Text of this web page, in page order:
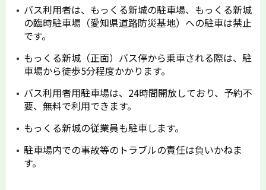
バス利用者は、もっくる新城の駐車場、もっくる新城
の臨時駐車場（愛知県道路防災基地）への駐車は禁止
です。
もっくる新城（正面）バス停から乗車される際は、駐
車場から徒歩5分程度かかります。
バス利用者用駐車場は、24時間開放しており、予約不
要、無料で利用できます。
もっくる新城の従業員も駐車します。
駐車場内での事故等のトラブルの責任は負いかねま
す。